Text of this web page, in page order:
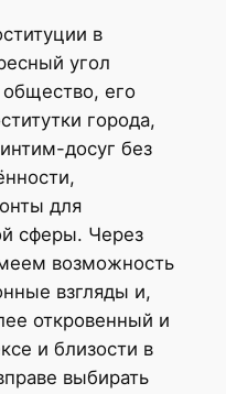
в
угол
его
города,
досуг без
для
сферы. Через
возможность
взгляды и,
откровенный и
и близости в
выбирать